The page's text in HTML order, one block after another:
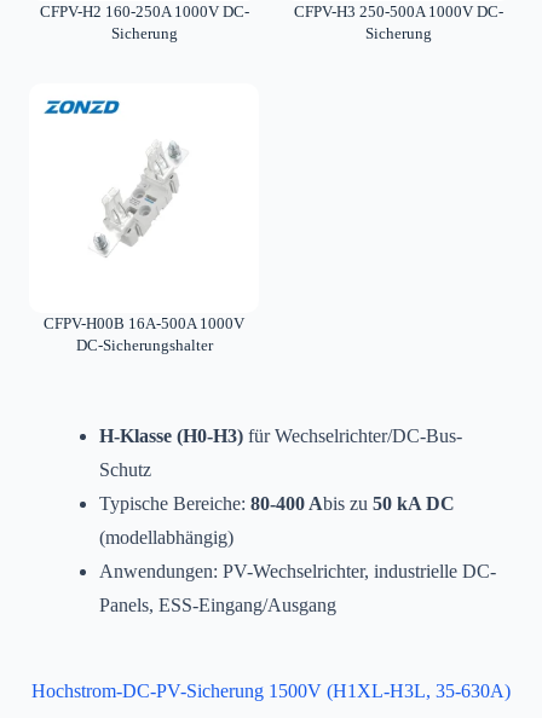
CFPV-H2 160-250A 1000V DC-
Sicherung
CFPV-H3 250-500A 1000V DC-
Sicherung
CFPV-H00B 16A-500A 1000V
DC-Sicherungshalter
H-Klasse (H0-H3) für Wechselrichter/DC-Bus-
Schutz
Typische Bereiche: 80-400 Abis zu 50 kA DC
(modellabhängig)
Anwendungen: PV-Wechselrichter, industrielle DC-
Panels, ESS-Eingang/Ausgang
Hochstrom-DC-PV-Sicherung 1500V (H1XL-H3L, 35-630A)